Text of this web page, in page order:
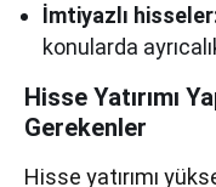
İmtiyazlı
konularda
Hisse Yatırımı
Gerekenler
Hisse yatırımı